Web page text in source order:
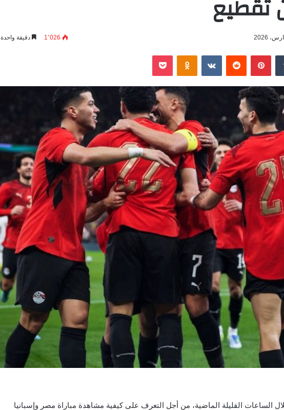
تقطيع
1٬026 دقيقة واحدة
بينتيريست
الساعات القليلة الماضية، من أجل التعرف على كيفية مشاهدة مباراة مصر وإسبانيا